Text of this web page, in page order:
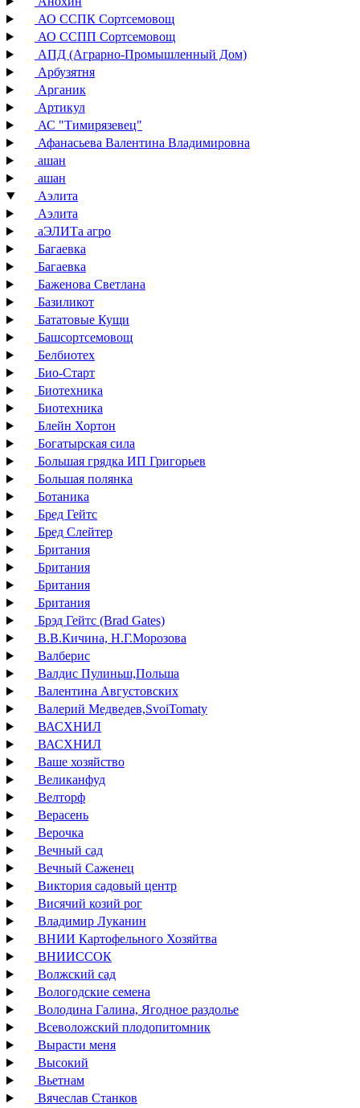
АО ССПК Сортсемовощ
АО ССПП Сортсемовощ
АПД (Аграрно-Промышленный Дом)
Арбузятня
Арганик
Артикул
АС "Тимирязевец"
Афанасьева Валентина Владимировна
ашан
ашан
Аэлита
Аэлита
аЭЛИТа агро
Багаевка
Багаевка
Баженова Светлана
Базиликот
Бататовые Кущи
Башсортсемовощ
Белбиотех
Био-Старт
Биотехника
Биотехника
Блейн Хортон
Богатырская сила
Большая грядка ИП Григорьев
Большая полянка
Ботаника
Бред Гейтс
Бред Слейтер
Британия
Британия
Британия
Британия
Брэд Гейтс (Brad Gates)
В.В.Кичина, Н.Г.Морозова
Валберис
Валдис Пулиньш,Польша
Валентина Августовских
Валерий Медведев,SvoiTomaty
ВАСХНИЛ
ВАСХНИЛ
Ваше хозяйство
Великанфуд
Велторф
Верасень
Верочка
Вечный сад
Вечный Саженец
Виктория садовый центр
Висячий козий рог
Владимир Луканин
ВНИИ Картофельного Хозяйтва
ВНИИССОК
Волжский сад
Вологодские семена
Володина Галина, Ягодное раздолье
Всеволожский плодопитомник
Вырасти меня
Высокий
Вьетнам
Вячеслав Станков